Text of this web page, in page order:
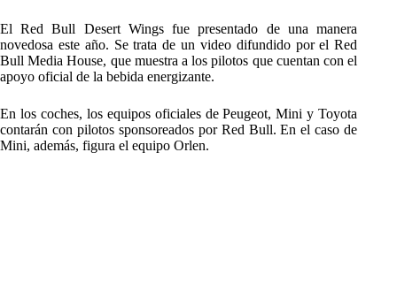
El Red Bull Desert Wings fue presentado de una manera
novedosa este año. Se trata de un video difundido por el Red
Bull Media House, que muestra a los pilotos que cuentan con el
apoyo oficial de la bebida energizante.
En los coches, los equipos oficiales de Peugeot, Mini y Toyota
contarán con pilotos sponsoreados por Red Bull. En el caso de
Mini, además, figura el equipo Orlen.